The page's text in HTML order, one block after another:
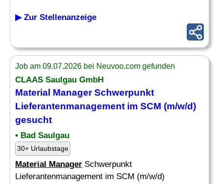
▶ Zur Stellenanzeige
Job am 09.07.2026 bei Neuvoo.com gefunden
CLAAS Saulgau GmbH
Material ManagerSchwerpunkt
Lieferantenmanagement im SCM (m/w/d)
gesucht
• Bad Saulgau
30+ Urlaubstage
Material Manager Schwerpunkt
Lieferantenmanagement im SCM (m/w/d)